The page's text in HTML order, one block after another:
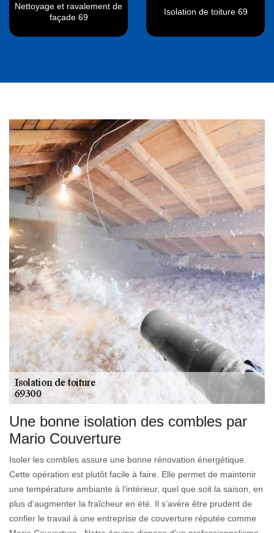
Nettoyage et ravalement de
façade 69
Isolation de toiture 69
Une bonne isolation des combles par
Mario Couverture
Isoler les combles assure une bonne rénovation énergétique.
Cette opération est plutôt facile à faire. Elle permet de maintenir
une température ambiante à l’intérieur, quel que soit la saison, en
plus d’augmenter la fraîcheur en été. Il s’avère être prudent de
confier le travail à une entreprise de couverture réputée comme